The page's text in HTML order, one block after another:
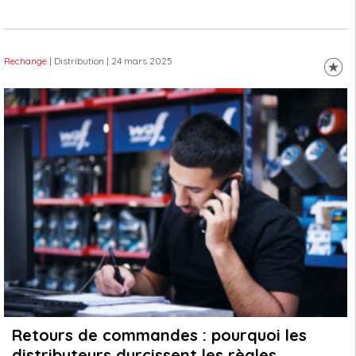
Rechange | Distribution | 24 mars 2025
Retours de commandes : pourquoi les